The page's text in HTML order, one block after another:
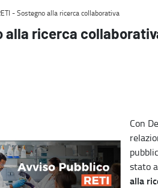
e relazioni internazionali
- Sostegno alla ricerca collaborativa
alla ricerca
Con
stato
alla